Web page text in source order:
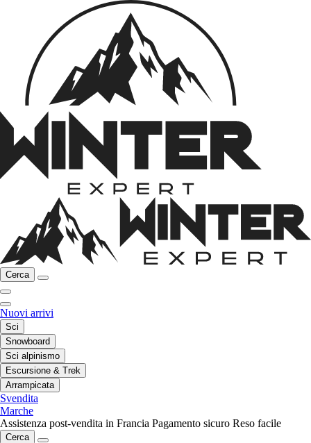
Cerca
Nuovi arrivi
Sci
Snowboard
Sci alpinismo
Escursione & Trek
Arrampicata
Svendita
Marche
Assistenza post-vendita in Francia Pagamento sicuro Reso facile
Cerca